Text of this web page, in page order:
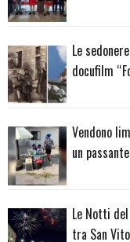
Le
docufilm
Vendono
un
Le Notti
tra San